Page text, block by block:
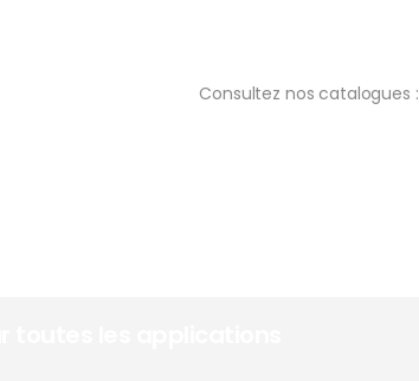
Consultez nos catalogues :